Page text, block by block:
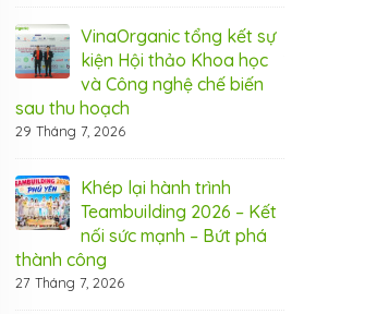
VinaOrganic tổng kết sự
kiện Hội thảo Khoa học
và Công nghệ chế biến
sau thu hoạch
29 Tháng 7, 2026
Khép lại hành trình
Teambuilding 2026 – Kết
nối sức mạnh – Bứt phá
thành công
27 Tháng 7, 2026